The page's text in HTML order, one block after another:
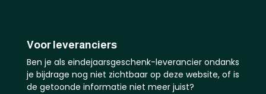
Voor leveranciers
Ben je als eindejaarsgeschenk-leverancier ondanks
je bijdrage nog niet zichtbaar op deze website, of is
de getoonde informatie niet meer juist?